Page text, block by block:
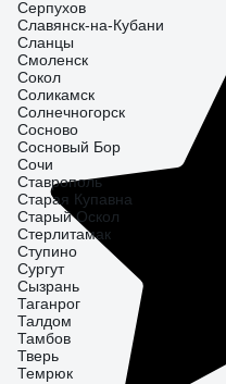
Серпухов
Славянск-на-Кубани
Сланцы
Смоленск
Сокол
Соликамск
Солнечногорск
Сосново
Сосновый Бор
Сочи
Ставрополь
Старая Купавна
Старый Оскол
Стерлитамак
Ступино
Сургут
Сызрань
Таганрог
Талдом
Тамбов
Тверь
Темрюк